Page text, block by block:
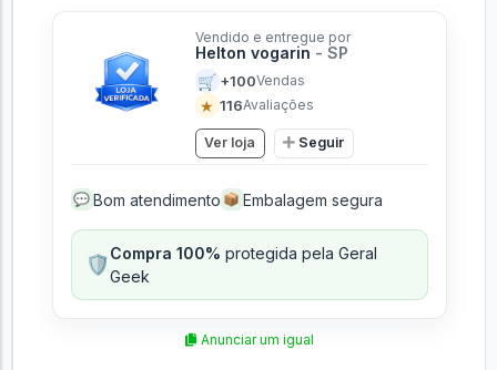
Vendido e entregue por
Helton vogarin - SP
🛒 +100Vendas
★ 116Avaliações
Ver loja Seguir
💬 Bom atendimento 📦 Embalagem segura
🛡️Compra 100% protegida pela Geral
Geek
Anunciar um igual